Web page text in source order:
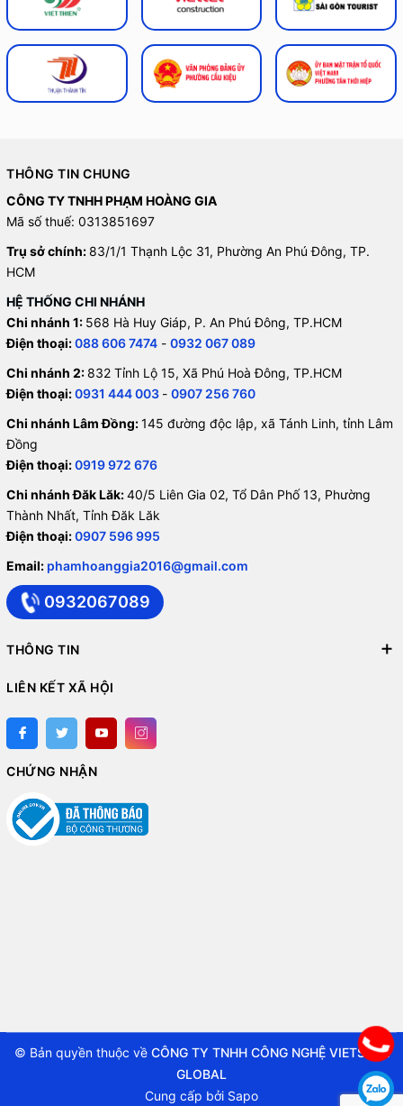
THÔNG TIN CHUNG
CÔNG TY TNHH PHẠM HOÀNG GIA
Mã số thuế: 0313851697
Trụ sở chính: 83/1/1 Thạnh Lộc 31, Phường An Phú Đông, TP.
HCM
HỆ THỐNG CHI NHÁNH
Chi nhánh 1: 568 Hà Huy Giáp, P. An Phú Đông, TP.HCM
Điện thoại:088 606 7474 - 0932 067 089
Chi nhánh 2: 832 Tỉnh Lộ 15, Xã Phú Hoà Đông, TP.HCM
Điện thoại:0931 444 003 - 0907 256 760
Chi nhánh Lâm Đồng:145 đường độc lập, xã Tánh Linh, tỉnh Lâm
Đồng
Điện thoại:0919 972 676
Chi nhánh Đăk Lăk:40/5 Liên Gia 02, Tổ Dân Phố 13, Phường
Thành Nhất, Tỉnh Đăk Lăk
Điện thoại:0907 596 995
Email: phamhoanggia2016@gmail.com
0932067089
THÔNG TIN
LIÊN KẾT XÃ HỘI
CHỨNG NHẬN
© Bản quyền thuộc về CÔNG TY TNHH CÔNG NGHỆ VIETSTAR
GLOBAL
Cung cấp bởi Sapo